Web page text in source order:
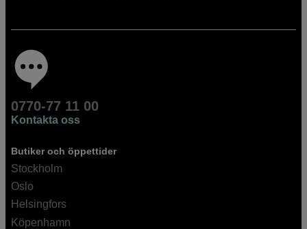
0770-77 11 00
Kontakta oss
Butiker och öppettider
Stockholm
Oslo
Helsingfors
Köpenhamn